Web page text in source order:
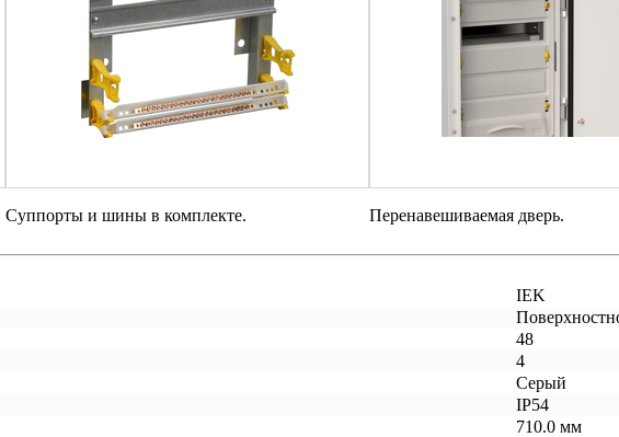
Суппорты и шины в комплекте. Перенавешиваемая дверь.
IEK
48
4
Серый
IP54
710.0 мм